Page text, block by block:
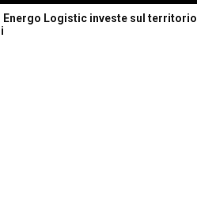
Energo Logistic investe sul territorio